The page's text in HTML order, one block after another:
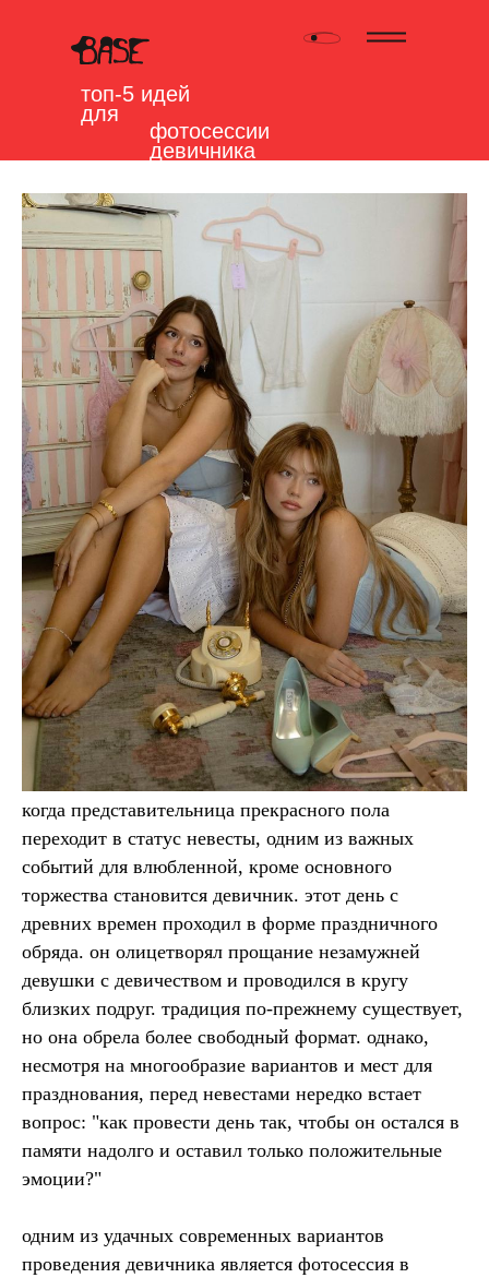
фотосессии
девичника
топ-5 идей
для
когда представительница прекрасного пола
переходит в статус невесты, одним из важных
событий для влюбленной, кроме основного
торжества становится девичник. этот день с
древних времен проходил в форме праздничного
обряда. он олицетворял прощание незамужней
девушки с девичеством и проводился в кругу
близких подруг. традиция по-прежнему существует,
но она обрела более свободный формат. однако,
несмотря на многообразие вариантов и мест для
празднования, перед невестами нередко встает
вопрос: "как провести день так, чтобы он остался в
памяти надолго и оставил только положительные
эмоции?"
одним из удачных современных вариантов
проведения девичника является фотосессия в